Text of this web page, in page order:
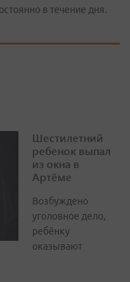
в течение дня.
Шестилетний
ребенок выпал
из окна в
Артёме
Возбуждено
уголовное дело,
ребёнку
оказывают